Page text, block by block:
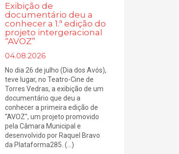
Exibição de
documentário deu a
conhecer a 1.ª edição do
projeto intergeracional
“AVOZ”
04.08.2026
No dia 26 de julho (Dia dos Avós),
teve lugar, no Teatro-Cine de
Torres Vedras, a exibição de um
documentário que deu a
conhecer a primeira edição de
“AVOZ", um projeto promovido
pela Câmara Municipal e
desenvolvido por Raquel Bravo
da Plataforma285. (...)